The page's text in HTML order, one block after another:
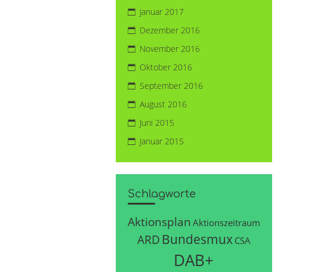
Januar 2017
Dezember 2016
November 2016
Oktober 2016
September 2016
August 2016
Juni 2015
Januar 2015
Schlagworte
Aktionsplan Aktionszeitraum
ARD Bundesmux CSA
DAB+